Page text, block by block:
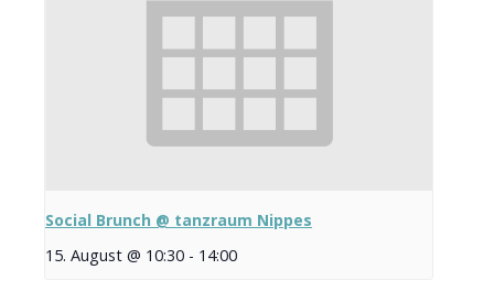
Social Brunch @ tanzraum Nippes
15. August @ 10:30 - 14:00